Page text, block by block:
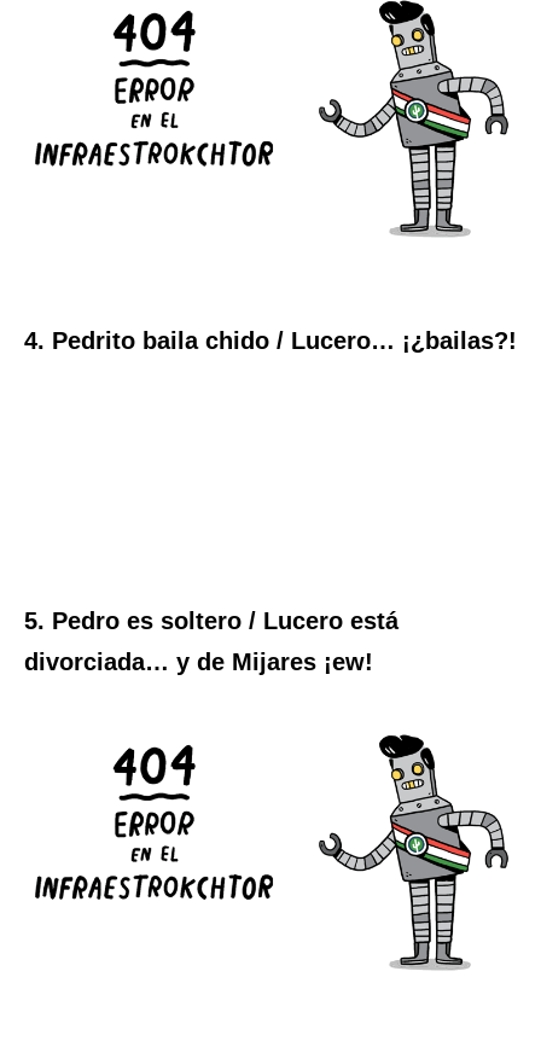
4. Pedrito baila chido / Lucero… ¡¿bailas?!
5. Pedro es soltero / Lucero está
divorciada… y de Mijares ¡ew!